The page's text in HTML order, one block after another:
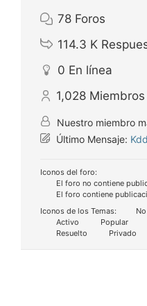
78 Foros
114.3 K
0 En línea
1,028 Miembros
Nuestro miembro
Último Mensaje:
Iconos del foro:
El foro no contiene
El foro contiene
Iconos de los Temas:
Activo
Popular
Resuelto
Privado